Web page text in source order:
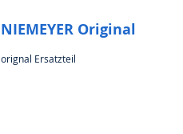
NIEMEYER Original
orignal Ersatzteil